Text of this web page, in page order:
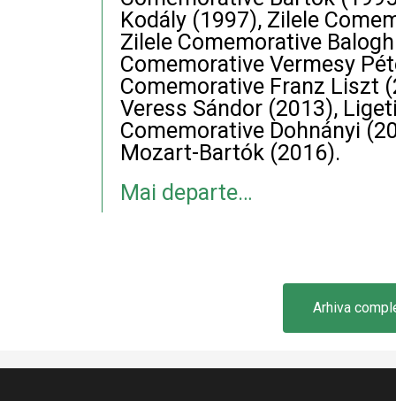
Kodály (1997), Zilele
Zilele Comemorative
Comemorative Vermesy
Comemorative Franz Liszt
Veress Sándor (2013),
Comemorative Dohnányi
Mozart-Bartók (2016).
Mai departe…
Arhiva